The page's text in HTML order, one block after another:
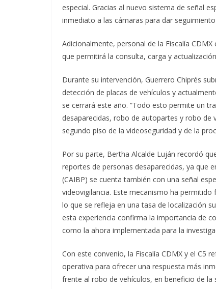
especial. Gracias al nuevo sistema de señal
inmediato a las cámaras para dar
Adicionalmente, personal de la Fiscalía
que permitirá la consulta, carga y
Durante su intervención, Guerrero Chiprés
detección de placas de vehículos y
se cerrará este año. “Todo esto permite un
desaparecidas, robo de autopartes y robo
segundo piso de la videoseguridad y de la
Por su parte, Bertha Alcalde Luján recordó
reportes de personas desaparecidas, ya que
(CAIBP) se cuenta también con una señal
videovigilancia. Este mecanismo ha
lo que se refleja en una tasa de localización
esta experiencia confirma la importancia de
como la ahora implementada para la
Con este convenio, la Fiscalía CDMX y el C5
operativa para ofrecer una respuesta más
frente al robo de vehículos, en beneficio de la